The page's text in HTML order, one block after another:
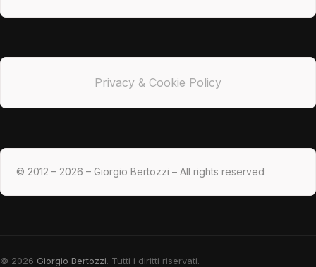
Privacy & Cookie Policy
© 2012 – 2026 – Giorgio Bertozzi – All rights reserved
© 2026 Giorgio Bertozzi. Tutti i diritti riservati.